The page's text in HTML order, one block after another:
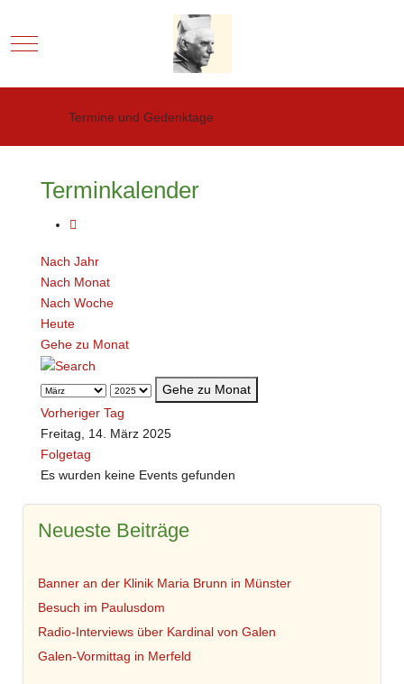
Mobile Menu Toggle
Termine und Gedenktage
Terminkalender
Nach Jahr
Nach Monat
Nach Woche
Heute
Gehe zu Monat
Gehe zu Monat
Vorheriger Tag
Freitag, 14. März 2025
Folgetag
Es wurden keine Events gefunden
Neueste Beiträge
Banner an der Klinik Maria Brunn in Münster
Besuch im Paulusdom
Radio-Interviews über Kardinal von Galen
Galen-Vormittag in Merfeld